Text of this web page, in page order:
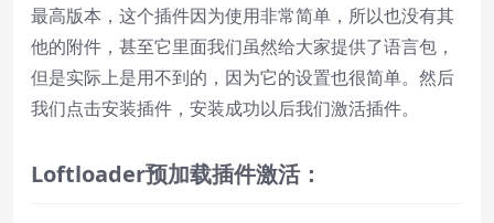
最高版本，这个插件因为使用非常简单，所以也没有其
他的附件，甚至它里面我们虽然给大家提供了语言包，
但是实际上是用不到的，因为它的设置也很简单。然后
我们点击安装插件，安装成功以后我们激活插件。
Loftloader预加载插件激活：